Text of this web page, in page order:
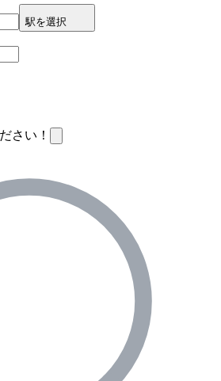
駅を選択
さい！